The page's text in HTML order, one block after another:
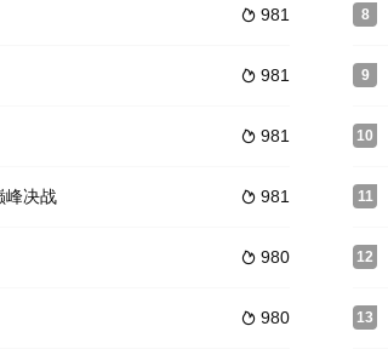
 981
 981
 981
 981
峰决战
 980
 980
8
9
10
11
12
13